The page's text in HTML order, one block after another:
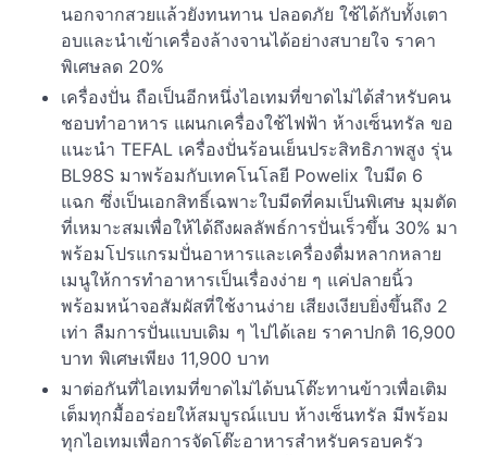
นอกจากสวยแล้วยังทนทาน ปลอดภัย ใช้ได้กับทั้งเตา
อบและนำเข้าเครื่องล้างจานได้อย่างสบายใจ ราคา
พิเศษลด 20%
เครื่องปั่น ถือเป็นอีกหนึ่งไอเทมที่ขาดไม่ได้สำหรับคน
ชอบทำอาหาร แผนกเครื่องใช้ไฟฟ้า ห้างเซ็นทรัล ขอ
แนะนำ TEFAL เครื่องปั่นร้อนเย็นประสิทธิภาพสูง รุ่น
BL98S มาพร้อมกับเทคโนโลยี Powelix ใบมีด 6
แฉก ซึ่งเป็นเอกสิทธิ์เฉพาะใบมีดที่คมเป็นพิเศษ มุมตัด
ที่เหมาะสมเพื่อให้ได้ถึงผลลัพธ์การปั่นเร็วขึ้น 30% มา
พร้อมโปรแกรมปั่นอาหารและเครื่องดื่มหลากหลาย
เมนูให้การทำอาหารเป็นเรื่องง่าย ๆ แค่ปลายนิ้ว
พร้อมหน้าจอสัมผัสที่ใช้งานง่าย เสียงเงียบยิ่งขึ้นถึง 2
เท่า ลืมการปั่นแบบเดิม ๆ ไปได้เลย ราคาปกติ 16,900
บาท พิเศษเพียง 11,900 บาท
มาต่อกันที่ไอเทมที่ขาดไม่ได้บนโต๊ะทานข้าวเพื่อเติม
เต็มทุกมื้ออร่อยให้สมบูรณ์แบบ ห้างเซ็นทรัล มีพร้อม
ทุกไอเทมเพื่อการจัดโต๊ะอาหารสำหรับครอบครัว